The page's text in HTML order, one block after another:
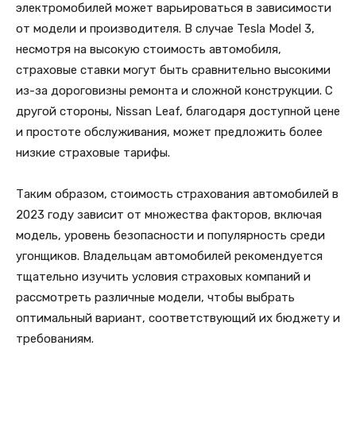
электромобилей может варьироваться в зависимости
от модели и производителя. В случае Tesla Model 3,
несмотря на высокую стоимость автомобиля,
страховые ставки могут быть сравнительно высокими
из-за дороговизны ремонта и сложной конструкции. С
другой стороны, Nissan Leaf, благодаря доступной цене
и простоте обслуживания, может предложить более
низкие страховые тарифы.
Таким образом, стоимость страхования автомобилей в
2023 году зависит от множества факторов, включая
модель, уровень безопасности и популярность среди
угонщиков. Владельцам автомобилей рекомендуется
тщательно изучить условия страховых компаний и
рассмотреть различные модели, чтобы выбрать
оптимальный вариант, соответствующий их бюджету и
требованиям.